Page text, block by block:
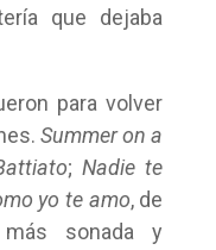
que dejaba
para volver
Summer on a
;Nadie te
yo te amo, de
sonada y